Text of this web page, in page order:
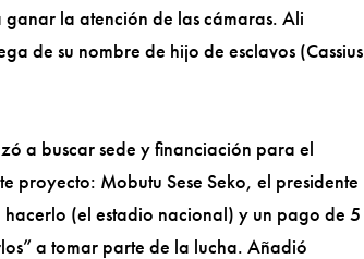
la atención de las cámaras. Ali
de su nombre de hijo de esclavos (Cassius
a buscar sede y financiación para el
proyecto: Mobutu Sese Seko, el presidente
(el estadio nacional) y un pago de 5
a tomar parte de la lucha. Añadió